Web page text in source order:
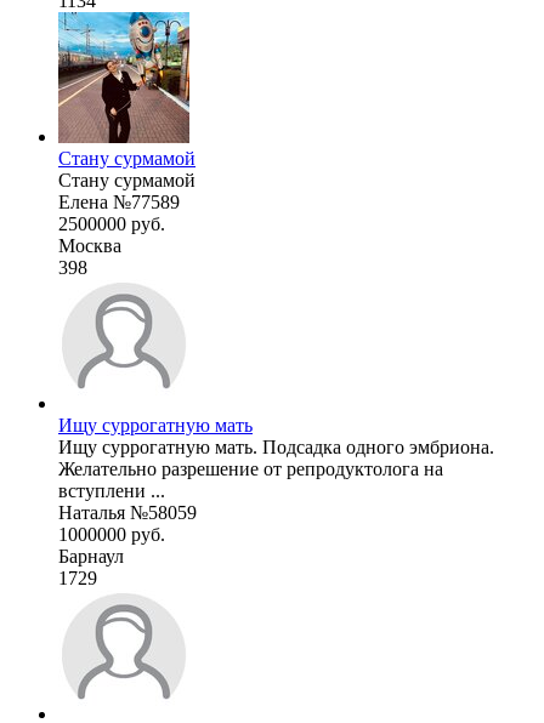
Стану сурмамой
Стану сурмамой
Елена №77589
2500000 руб.
Москва
398
Ищу суррогатную мать
Ищу суррогатную мать. Подсадка одного эмбриона.
Желательно разрешение от репродуктолога на
вступлени ...
Наталья №58059
1000000 руб.
Барнаул
1729